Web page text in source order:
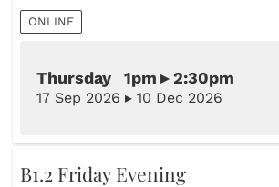
ONLINE
Thursday 1pm ▸ 2:30pm
17 Sep 2026 ▸ 10 Dec 2026
B1.2 Friday Evening